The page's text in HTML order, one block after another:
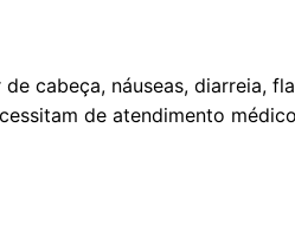
cabeça, náuseas, diarreia,
de atendimento